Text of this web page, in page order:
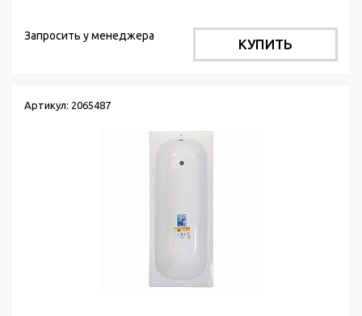
Запросить у менеджера
КУПИТЬ
Артикул: 2065487